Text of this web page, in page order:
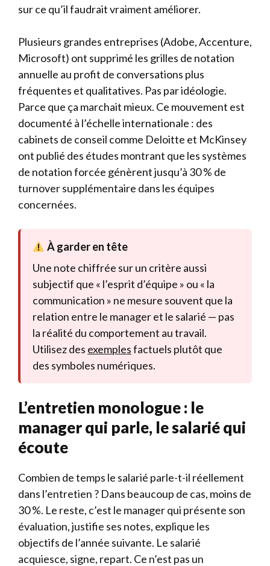
sur ce qu’il faudrait vraiment améliorer.
Plusieurs grandes entreprises (Adobe, Accenture,
Microsoft) ont supprimé les grilles de notation
annuelle au profit de conversations plus
fréquentes et qualitatives. Pas par idéologie.
Parce que ça marchait mieux. Ce mouvement est
documenté à l’échelle internationale : des
cabinets de conseil comme Deloitte et McKinsey
ont publié des études montrant que les systèmes
de notation forcée génèrent jusqu’à 30 % de
turnover supplémentaire dans les équipes
concernées.
À garder en tête
Une note chiffrée sur un critère aussi
subjectif que « l’esprit d’équipe » ou « la
communication » ne mesure souvent que la
relation entre le manager et le salarié — pas
la réalité du comportement au travail.
Utilisez des exemplesfactuels plutôt que
des symboles numériques.
L’entretien monologue : le
manager qui parle, le salarié qui
écoute
Combien de temps le salarié parle-t-il réellement
dans l’entretien ? Dans beaucoup de cas, moins de
30 %. Le reste, c’est le manager qui présente son
évaluation, justifie ses notes, explique les
objectifs de l’année suivante. Le salarié
acquiesce, signe, repart. Ce n’est pas un